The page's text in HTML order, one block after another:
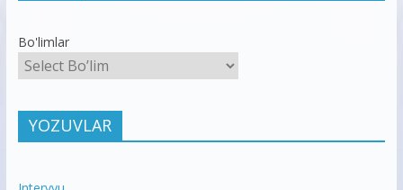
Bo'limlar
YOZUVLAR